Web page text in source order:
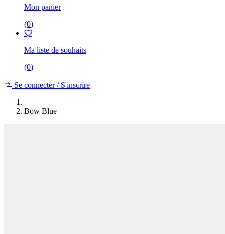
Mon panier
(0)
Ma liste de souhaits
(0)
Se connecter/S'inscrire
Bow Blue